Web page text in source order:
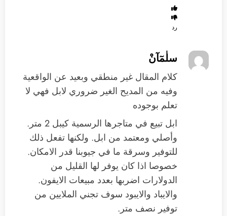
رد
سلٰمٓآنْ
كلام المقال غير منطقي وبعيد عن الواقعية
وفيه من المديح الغير ضروري لابل فهي لا
تعلم بوجوده
ابل تبيع في متاجرها الرسمية كيبل 2 متر.
وأصلي ومعتمد من ابل. ولكنها تفعل ذلك
للتوفير وسرقة ما في جيوبنا قدر الامكان.
خصوصا اذا كان يوفر لها القليل من
الدولارات اضربها بعدد مبيعات الايفون.
والايباد والايبود سوف تجني الملايين من
توفير نصف متر.